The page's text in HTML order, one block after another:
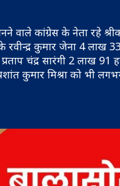
वाले कांग्रेस के नेता रहे
कुमार जेना 4 लाख
चंद्र सारंगी 2 लाख 91
कुमार मिश्रा को भी